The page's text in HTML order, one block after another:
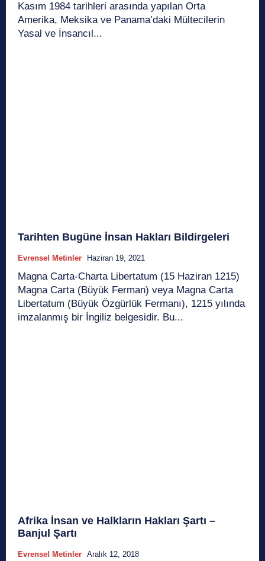
Kasım 1984 tarihleri arasında yapılan Orta
Amerika, Meksika ve Panama’daki Mültecilerin
Yasal ve İnsancıl...
Tarihten Bugüne İnsan Hakları Bildirgeleri
Evrensel Metinler Haziran 19, 2021
Magna Carta-Charta Libertatum (15 Haziran 1215)
Magna Carta (Büyük Ferman) veya Magna Carta
Libertatum (Büyük Özgürlük Fermanı), 1215 yılında
imzalanmış bir İngiliz belgesidir. Bu...
Afrika İnsan ve Halkların Hakları Şartı –
Banjul Şartı
Evrensel Metinler Aralık 12, 2018